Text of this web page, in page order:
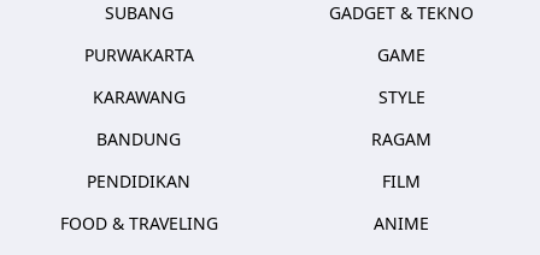
SUBANG
PURWAKARTA
KARAWANG
BANDUNG
PENDIDIKAN
FOOD & TRAVELING
GADGET & TEKNO
GAME
STYLE
RAGAM
FILM
ANIME